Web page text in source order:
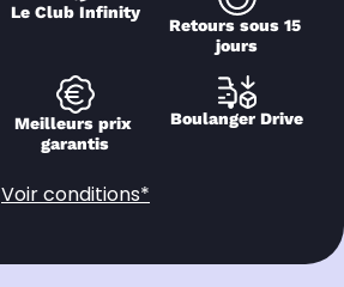
Le Club Infinity
Retours sous 15
jours
Meilleurs prix
garantis
Boulanger Drive
Voir conditions*